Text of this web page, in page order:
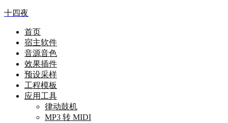
十四夜
首页
宿主软件
音源音色
效果插件
预设采样
工程模板
应用工具
律动鼓机
MP3 转 MIDI